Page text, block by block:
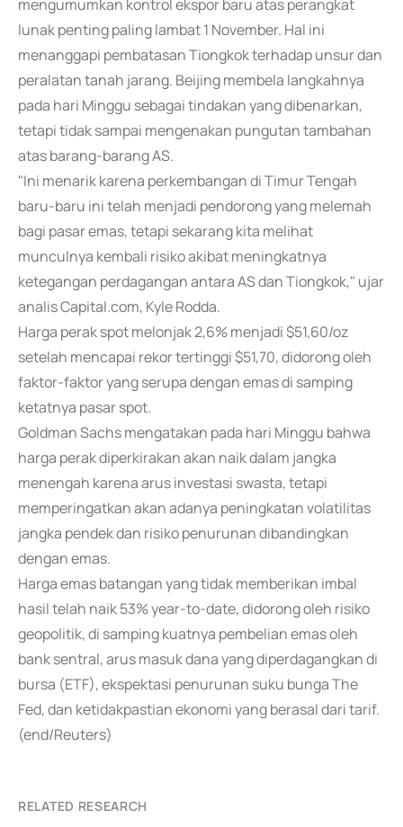
mengumumkan kontrol ekspor baru atas perangkat
lunak penting paling lambat 1 November. Hal ini
menanggapi pembatasan Tiongkok terhadap unsur dan
peralatan tanah jarang. Beijing membela langkahnya
pada hari Minggu sebagai tindakan yang dibenarkan,
tetapi tidak sampai mengenakan pungutan tambahan
atas barang-barang AS.
"Ini menarik karena perkembangan di Timur Tengah
baru-baru ini telah menjadi pendorong yang melemah
bagi pasar emas, tetapi sekarang kita melihat
munculnya kembali risiko akibat meningkatnya
ketegangan perdagangan antara AS dan Tiongkok," ujar
analis Capital.com, Kyle Rodda.
Harga perak spot melonjak 2,6% menjadi $51,60/oz
setelah mencapai rekor tertinggi $51,70, didorong oleh
faktor-faktor yang serupa dengan emas di samping
ketatnya pasar spot.
Goldman Sachs mengatakan pada hari Minggu bahwa
harga perak diperkirakan akan naik dalam jangka
menengah karena arus investasi swasta, tetapi
memperingatkan akan adanya peningkatan volatilitas
jangka pendek dan risiko penurunan dibandingkan
dengan emas.
Harga emas batangan yang tidak memberikan imbal
hasil telah naik 53% year-to-date, didorong oleh risiko
geopolitik, di samping kuatnya pembelian emas oleh
bank sentral, arus masuk dana yang diperdagangkan di
bursa (ETF), ekspektasi penurunan suku bunga The
Fed, dan ketidakpastian ekonomi yang berasal dari tarif.
(end/Reuters)
RELATED RESEARCH